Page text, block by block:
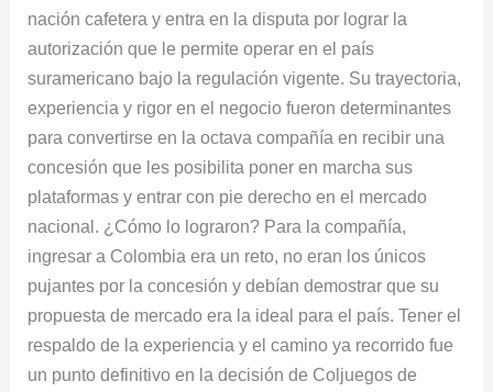
nación cafetera y entra en la disputa por lograr la
autorización que le permite operar en el país
suramericano bajo la regulación vigente. Su trayectoria,
experiencia y rigor en el negocio fueron determinantes
para convertirse en la octava compañía en recibir una
concesión que les posibilita poner en marcha sus
plataformas y entrar con pie derecho en el mercado
nacional. ¿Cómo lo lograron? Para la compañía,
ingresar a Colombia era un reto, no eran los únicos
pujantes por la concesión y debían demostrar que su
propuesta de mercado era la ideal para el país. Tener el
respaldo de la experiencia y el camino ya recorrido fue
un punto definitivo en la decisión de Coljuegos de